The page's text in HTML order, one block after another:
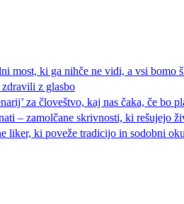
most, ki ga nihče ne vidi, a vsi bomo
z glasbo
za človeštvo, kaj nas čaka, če
– zamolčane skrivnosti, ki rešujejo
liker, ki poveže tradicijo in sodobni